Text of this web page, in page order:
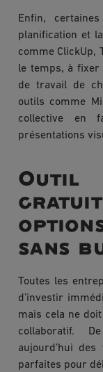
Enfin,
planification et
comme ClickUp,
le temps, à fixer
de travail de
outils comme
collective en
présentations
sans
Toutes les
d’investir
mais cela ne
collaboratif.
aujourd’hui
parfaites pour